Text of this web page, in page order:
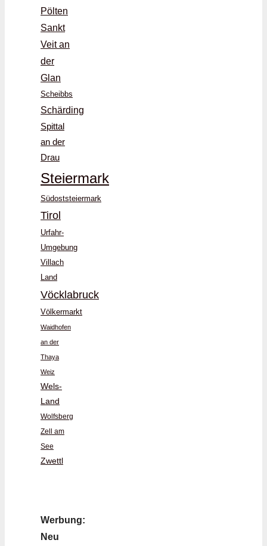
Pölten
Sankt
Veit an
der
Glan
Scheibbs
Schärding
Spittal
an der
Drau
Steiermark
Südoststeiermark
Tirol
Urfahr-
Umgebung
Villach
Land
Vöcklabruck
Völkermarkt
Waidhofen
an der
Thaya
Weiz
Wels-
Land
Wolfsberg
Zell am
See
Zwettl
Werbung:
Neu